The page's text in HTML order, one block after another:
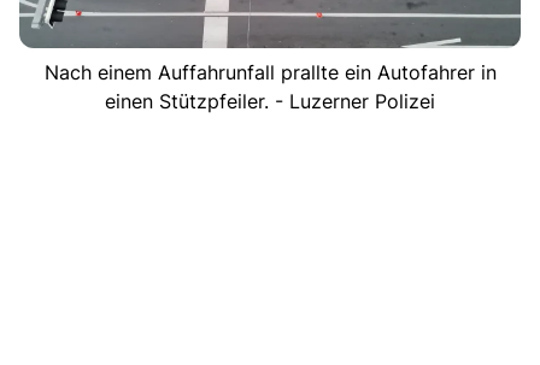
Nach einem Auffahrunfall prallte ein Autofahrer in
einen Stützpfeiler. - Luzerner Polizei